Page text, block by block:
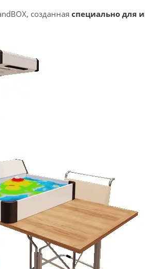
созданная специально для